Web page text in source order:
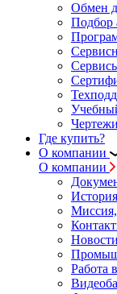
Обмен
Подбор
Где купить?
О компании
О компании
Новости
Работа